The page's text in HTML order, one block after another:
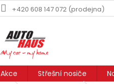
+420 608 147 072 (prodejna)
Akce Střešní nosiče